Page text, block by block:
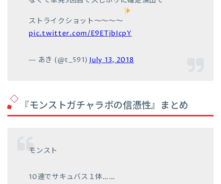
ストライクショット〜〜〜〜
pic.twitter.com/E9ETjbIcpY
— あき (@t_591) July 13, 2018
『モンストガチャラボの信憑性』まとめ
モンスト
10連でサキュバス１体……